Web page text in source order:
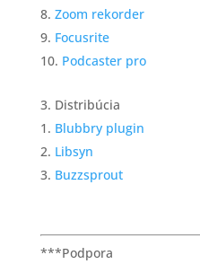
Zoom rekorder
Focusrite
Podcaster pro
Distribúcia
Blubbry plugin
Libsyn
Buzzsprout
***Podpora